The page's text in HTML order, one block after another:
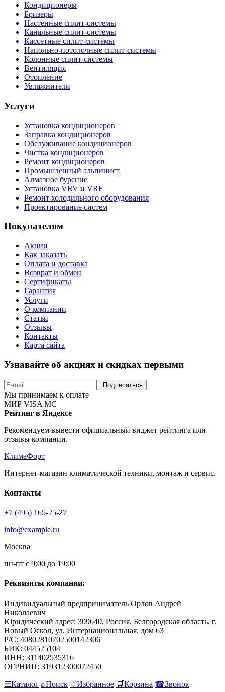
Кондиционеры
Бризеры
Настенные сплит-системы
Канальные сплит-системы
Кассетные сплит-системы
Напольно-потолочные сплит-системы
Колонные сплит-системы
Вентиляция
Отопление
Увлажнители
Услуги
Установка кондиционеров
Заправка кондиционеров
Обслуживание кондиционеров
Чистка кондиционеров
Ремонт кондиционеров
Промышленный альпинист
Алмазное бурение
Установка VRV и VRF
Ремонт холодильного оборудования
Проектирование систем
Покупателям
Акции
Как заказать
Оплата и доставка
Возврат и обмен
Сертификаты
Гарантия
Услуги
О компании
Статьи
Отзывы
Контакты
Карта сайта
Узнавайте об акциях и скидках первыми
Подписаться
Мы принимаем к оплате
МИР VISA MC
Рейтинг в Яндексе
Рекомендуем вывести официальный виджет рейтинга или
отзывы компании.
КлимаФорт
Интернет-магазин климатической техники, монтаж и сервис.
Контакты
+7 (495) 165-25-27
info@example.ru
Москва
пн-пт с 9:00 до 19:00
Реквизиты компании:
Индивидуальный предприниматель Орлов Андрей
Николаевич
Юридический адрес: 309640, Россия, Белгородская область, г.
Новый Оскол, ул. Интернациональная, дом 63
Р/С: 40802810702500142306
БИК: 044525104
ИНН: 311402535316
ОГРНИП: 319312300072450
☰Каталог ⌕Поиск ♡Избранное 🛒Корзина ☎Звонок